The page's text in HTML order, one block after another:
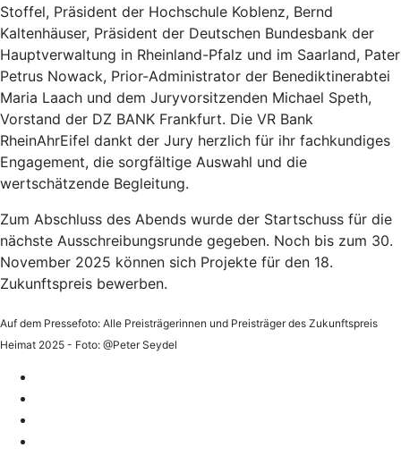
Stoffel, Präsident der Hochschule Koblenz, Bernd
Kaltenhäuser, Präsident der Deutschen Bundesbank der
Hauptverwaltung in Rheinland-Pfalz und im Saarland, Pater
Petrus Nowack, Prior-Administrator der Benediktinerabtei
Maria Laach und dem Juryvorsitzenden Michael Speth,
Vorstand der DZ BANK Frankfurt. Die VR Bank
RheinAhrEifel dankt der Jury herzlich für ihr fachkundiges
Engagement, die sorgfältige Auswahl und die
wertschätzende Begleitung.
Zum Abschluss des Abends wurde der Startschuss für die
nächste Ausschreibungsrunde gegeben. Noch bis zum 30.
November 2025 können sich Projekte für den 18.
Zukunftspreis bewerben.
Auf dem Pressefoto: Alle Preisträgerinnen und Preisträger des Zukunftspreis
Heimat 2025 - Foto: @Peter Seydel